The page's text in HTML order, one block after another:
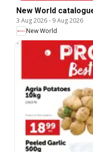
New World
3 Aug 2026- 9 Aug 2026
New World